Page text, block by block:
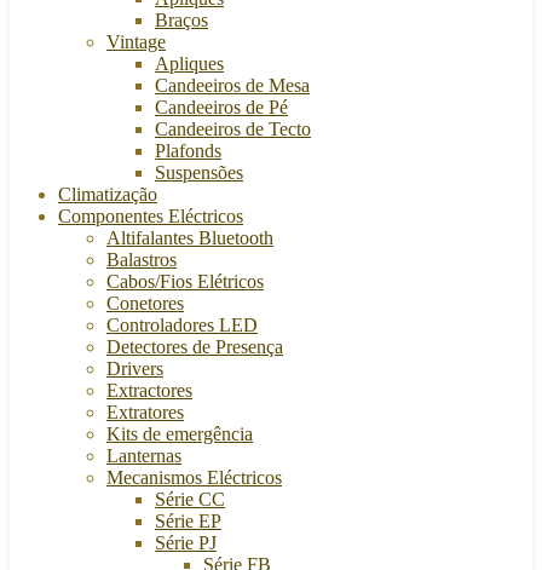
Braços
Vintage
Apliques
Candeeiros de Mesa
Candeeiros de Pé
Candeeiros de Tecto
Plafonds
Suspensões
Climatização
Componentes Eléctricos
Altifalantes Bluetooth
Balastros
Cabos/Fios Elétricos
Conetores
Controladores LED
Detectores de Presença
Drivers
Extractores
Extratores
Kits de emergência
Lanternas
Mecanismos Eléctricos
Série CC
Série EP
Série PJ
Série FB